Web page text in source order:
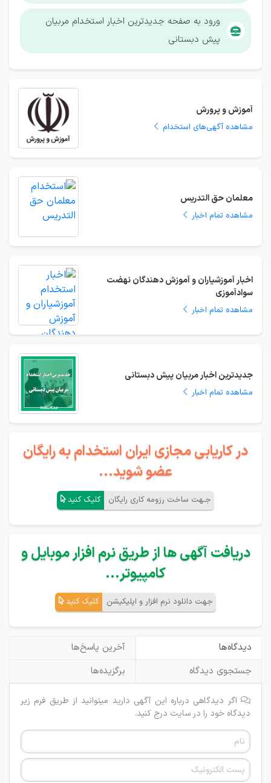
ورود به صفحه جدیدترین اخبار استخدام مربیان
پیش دبستانی
آموزش و پرورش
مشاهده آگهی‌های استخدام
معلمان حق التدریس
مشاهده تمام اخبار
اخبار آموزشیاران و آموزش دهندگان نهضت
سوادآموزی
مشاهده تمام اخبار
جدیدترین اخبار مربیان پیش دبستانی
مشاهده تمام اخبار
در کاریابی مجازی ایران استخدام به رایگان
عضو شوید...
جـهت ساخت رزومه کاری رایگان کلیک کنید
دریافت آگهی ها از طریق نرم افزار موبایل و
کامپیوتر...
جهت دانلود نرم افزار و اپلیکیشن کلیک کنید
دیدگاه‌ها
آخرین پاسخ‌ها
جستجوی دیدگاه
برگزیده‌ها
اگر دیدگاهی درباره این آگهی دارید میتوانید از طریق فرم زیر
دیدگاه خود را در سایت درج کنید.